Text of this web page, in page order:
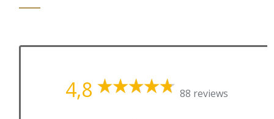
4,8 88 reviews